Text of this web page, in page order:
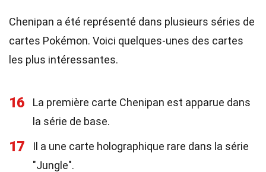
Chenipan a été représenté dans plusieurs séries de
cartes Pokémon. Voici quelques-unes des cartes
les plus intéressantes.
16
La première carte Chenipan est apparue dans
la série de base.
17
Il a une carte holographique rare dans la série
"Jungle".